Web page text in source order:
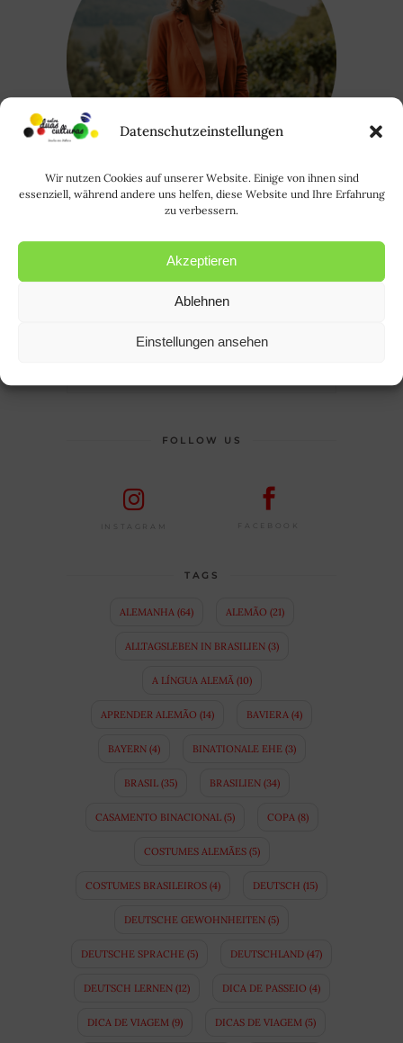
Datenschutzeinstellungen
Wir nutzen Cookies auf unserer Website. Einige von ihnen sind
essenziell, während andere uns helfen, diese Website und Ihre Erfahrung
zu verbessern.
Akzeptieren
Ablehnen
Einstellungen ansehen
Oi, eu sou a Rode. Saiba mais sobre
erfahrt ihr mehr über mich.
nach:
FOLLOW US
INSTAGRAM FACEBOOK
TAGS
ALEMANHA (64) ALEMÃO (21)
ALLTAGSLEBEN IN BRASILIEN(3)
A LÍNGUA ALEMÃ (10)
APRENDER ALEMÃO (14) BAVIERA (4)
BAYERN(4) BINATIONALE EHE(3)
BRASIL(35) BRASILIEN(34)
CASAMENTO BINACIONAL(5) COPA (8)
COSTUMES ALEMÃES(5)
COSTUMES BRASILEIROS (4) DEUTSCH (15)
DEUTSCHE GEWOHNHEITEN (5)
DEUTSCHE SPRACHE (5) DEUTSCHLAND (47)
DEUTSCH LERNEN(12) DICA DE PASSEIO (4)
DICA DE VIAGEM (9) DICAS DE VIAGEM (5)